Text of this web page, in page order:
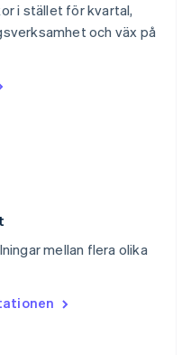
i stället för kvartal,
och väx på
mellan flera olika